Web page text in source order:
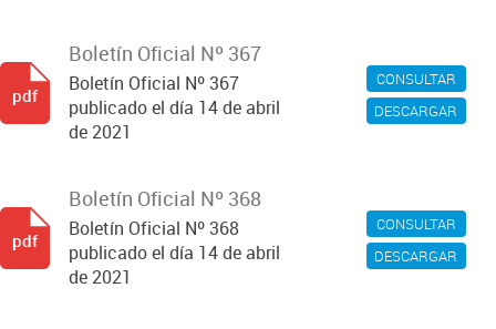
CONSULTAR
DESCARGAR
Boletín Oficial Nº 367
Boletín Oficial Nº 367
publicado el día 14 de abril
de 2021
pdf
CONSULTAR
DESCARGAR
Boletín Oficial Nº 368
Boletín Oficial Nº 368
publicado el día 14 de abril
de 2021
pdf